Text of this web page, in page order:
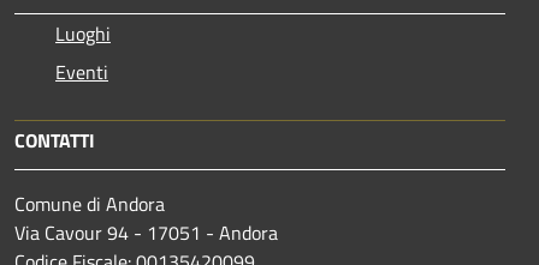
Luoghi
Eventi
CONTATTI
Comune di Andora
Via Cavour 94 - 17051 - Andora